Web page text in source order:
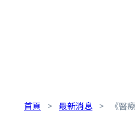
首頁 > 最新消息 > 《醫